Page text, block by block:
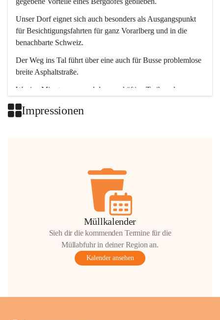
Unser Dorf eignet sich auch besonders als Ausgangspunkt
für Besichtigungsfahrten für ganz Vorarlberg und in die
benachbarte Schweiz.
Der Weg ins Tal führt über eine auch für Busse problemlose
breite Asphaltstraße.
Wenige Minuten nur, und das geschäftige Treiben der
Impressionen
Müllkalender
Sieh dir die kommenden Termine für die
Müllabfuhr in deiner Region an.
Kalender ansehen